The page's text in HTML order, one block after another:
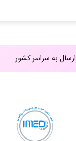
ارسال به سراسر کشور